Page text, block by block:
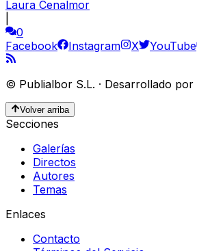
Laura Cenalmor
0
Facebook
Instagram X YouTube
© Publialbor S.L. · Desarrollado por
Volver arriba
Secciones
Galerías
Directos
Autores
Temas
Enlaces
Contacto